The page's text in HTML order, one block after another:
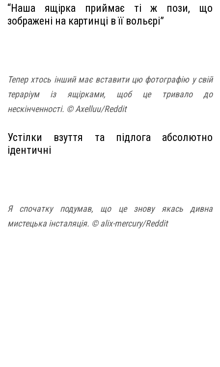
“Наша ящірка приймає ті ж пози, що
зображені на картинці в її вольєрі”
Тепер хтось інший має вставити цю фотографію у свій
тераріум із ящірками, щоб це тривало до
нескінченності. © Axelluu/Reddit
Устілки взуття та підлога абсолютно
ідентичні
Я спочатку подумав, що це знову якась дивна
мистецька інсталяція. © alix-mercury/Reddit